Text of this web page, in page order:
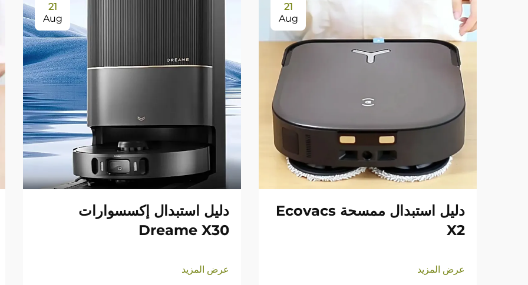
21
Aug
دليل استبدال ممسحة Ecovacs
X2
عرض المزيد
21
Aug
دليل استبدال إكسسوارات
Dreame X30
عرض المزيد